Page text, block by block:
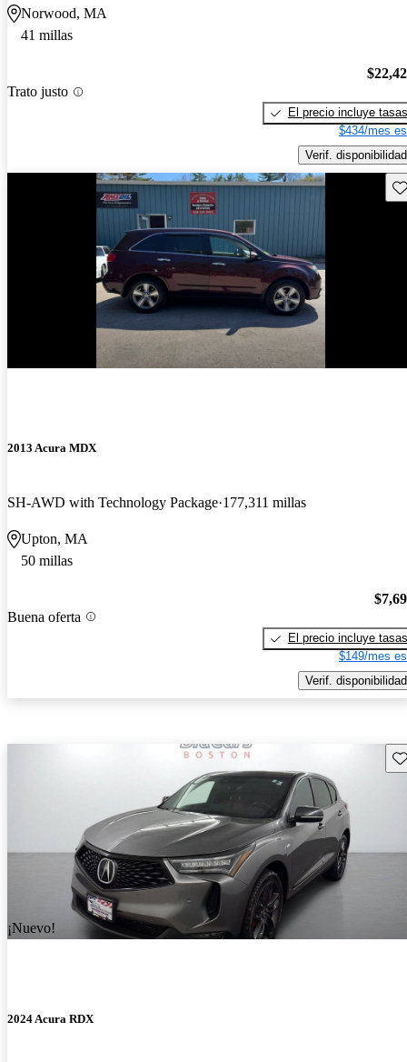
Norwood, MA
41 millas
Trato justo
El precio incluye tasas
$434/mes
Verif. disponibilidad
2013 Acura MDX
SH-AWD with Technology Package 177,311 millas
Upton, MA
50 millas
Buena oferta
El precio incluye tasas
$149/mes
Verif. disponibilidad
¡Nuevo!
2024 Acura RDX